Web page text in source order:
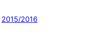
2015/2016